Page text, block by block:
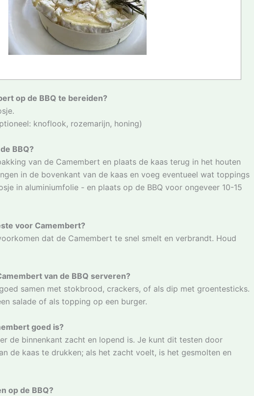
op de BBQ te bereiden?
knoflook, rozemarijn, honing)
BBQ?
van de Camembert en plaats de kaas terug in het houten
in de bovenkant van de kaas en voeg eventueel wat toppings
in aluminiumfolie - en plaats op de BBQ voor ongeveer 10-15
voor Camembert?
dat de Camembert te snel smelt en verbrandt. Houd
van de BBQ serveren?
samen met stokbrood, crackers, of als dip met groentesticks.
salade of als topping op een burger.
goed is?
de binnenkant zacht en lopend is. Je kunt dit testen door
de kaas te drukken; als het zacht voelt, is het gesmolten en
op de BBQ?